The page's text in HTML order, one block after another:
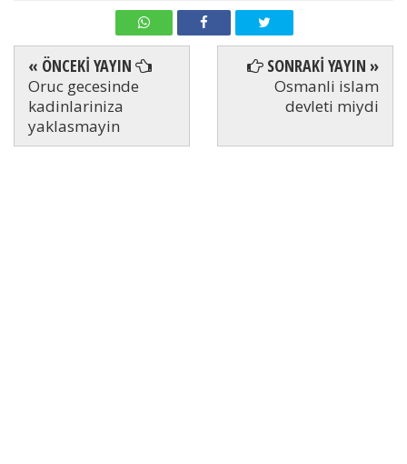
« ÖNCEKİ YAYIN
Oruc gecesinde
kadinlariniza
yaklasmayin
SONRAKİ YAYIN »
Osmanli islam
devleti miydi